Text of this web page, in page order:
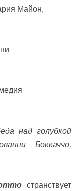
Майон,
над голубкой
Боккаччо,
странствует